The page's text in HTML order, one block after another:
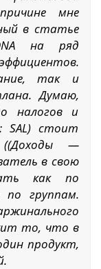
мне
в статье
на ряд
так и
Думаю,
налогов и
SAL) стоит
((Доходы —
в свою
как по
группам.
то, что в
продукт,